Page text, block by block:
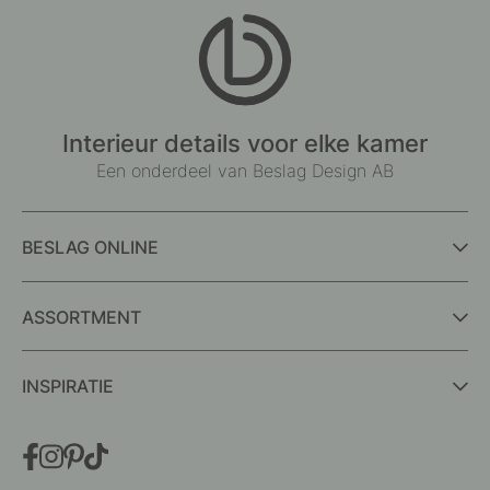
Interieur details voor elke kamer
Een onderdeel van Beslag Design AB
BESLAG ONLINE
ASSORTMENT
INSPIRATIE